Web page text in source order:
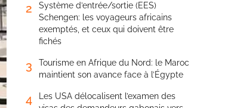
2
Système d’entrée/sortie (EES)
Schengen: les voyageurs africains
exemptés, et ceux qui doivent être
fichés
3
Tourisme en Afrique du Nord: le Maroc
maintient son avance face à l’Égypte
4
Les USA délocalisent l’examen des